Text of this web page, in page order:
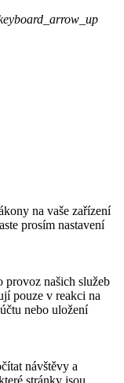
na vaše zařízení
prosím nastavení
provoz našich služeb
pouze v reakci na
nebo uložení
návštěvy a
stránky jsou